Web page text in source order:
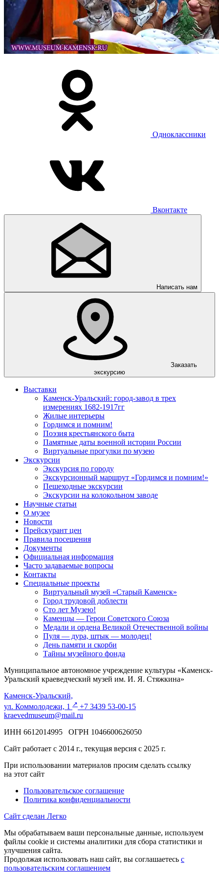
Одноклассники
Вконтакте
Написать нам
Заказать
экскурсию
Выставки
Каменск-Уральский: город-завод в трех
измерениях 1682-1917гг
Жилые интерьеры
Гордимся и помним!
Поэзия крестьянского быта
Памятные даты военной истории России
Виртуальные прогулки по музею
Экскурсии
Экскурсия по городу
Экскурсионный маршрут «Гордимся и помним!»
Пешеходные экскурсии
Экскурсии на колокольном заводе
Научные статьи
О музее
Новости
Прейскурант цен
Правила посещения
Документы
Официальная информация
Часто задаваемые вопросы
Контакты
Специальные проекты
Виртуальный музей «Старый Каменск»
Город трудовой доблести
Сто лет Музею!
Каменцы — Герои Советского Союза
Медали и ордена Великой Отечественной войны
Пуля — дура, штык — молодец!
День памяти и скорби
Тайны музейного фонда
Муниципальное автономное учреждение культуры «Каменск-
Уральский краеведческий музей им. И. Я. Стяжкина»
Каменск-Уральский,
ул. Коммолодежи, 1 ↗️ +7 3439 53-00-15
kraevedmuseum@mail.ru
ИНН 6612014995 ОГРН 1046600626050
Сайт работает с 2014 г., текущая версия с 2025 г.
При использовании материалов просим сделать ссылку
на этот сайт
Пользовательское соглашение
Политика конфиденциальности
Сайт сделан Легко
Мы обрабатываем ваши персональные данные, используем
файлы cookie и системы аналитики для сбора статистики и
улучшения сайта.
Продолжая использовать наш сайт, вы соглашаетесь с
пользовательским соглашением